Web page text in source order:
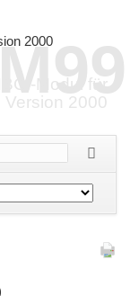
Modul für
Version 2000